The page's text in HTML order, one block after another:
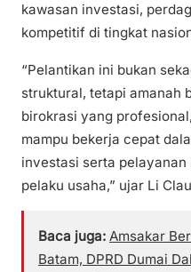
kawasan investasi,
kompetitif di tingkat
“Pelantikan ini bukan
struktural, tetapi amanah
birokrasi yang
mampu bekerja cepat
investasi serta
pelaku usaha,” ujar Li
Baca juga: Amsakar
Batam, DPRD Dumai